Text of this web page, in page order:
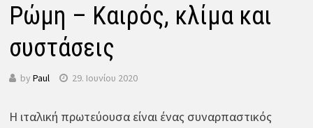
Ρώμη – Καιρός, κλίμα και
συστάσεις
by Paul 29. Ιουνίου 2020
Η ιταλική πρωτεύουσα είναι ένας συναρπαστικός